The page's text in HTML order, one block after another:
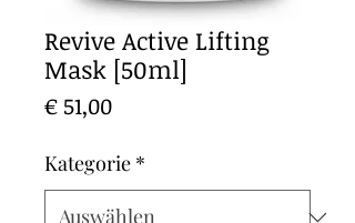
Revive Active Lifting
Mask [50ml]
€ 51,00Preis
Kategorie *